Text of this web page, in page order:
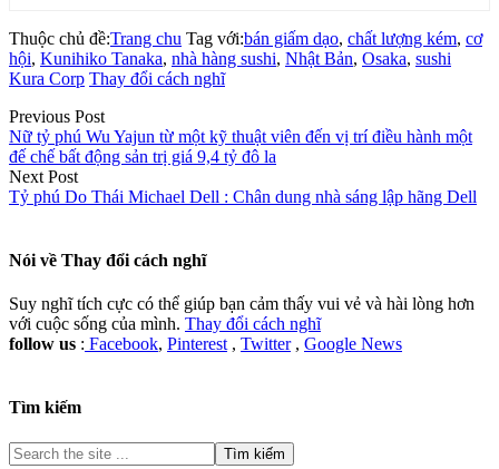
Thuộc chủ đề:Trang chu Tag với:bán giấm dạo, chất lượng kém, cơ
hội, Kunihiko Tanaka, nhà hàng sushi, Nhật Bản, Osaka, sushi
Kura Corp Thay đổi cách nghĩ
Previous Post
Nữ tỷ phú Wu Yajun từ một kỹ thuật viên đến vị trí điều hành một
đế chế bất động sản trị giá 9,4 tỷ đô la
Next Post
Tỷ phú Do Thái Michael Dell : Chân dung nhà sáng lập hãng Dell
Nói về Thay đổi cách nghĩ
Suy nghĩ tích cực có thể giúp bạn cảm thấy vui vẻ và hài lòng hơn
với cuộc sống của mình. Thay đổi cách nghĩ
follow us : Facebook, Pinterest , Twitter, Google News
Tìm kiếm